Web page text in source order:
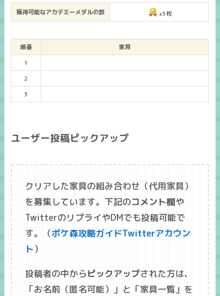
獲得可能なアカデミーメダルの数 x3枚
順番
家具
1
2
3
ユーザー投稿ピックアップ
クリアした家具の組み合わせ（代用家具）
を募集しています。下記のコメント欄や
TwitterのリプライやDMでも投稿可能で
す。（ポケ森攻略ガイドTwitterアカウン
ト ）
投稿者の中からピックアップされた方は、
「お名前 （匿名可能）」と「家具一覧 」を